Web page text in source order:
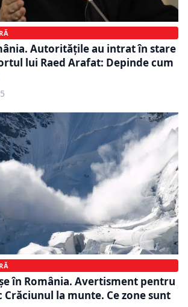
Autoritățile au intrat în stare
lui Raed Arafat: Depinde cum
în România. Avertisment pentru
Crăciunul la munte. Ce zone sunt